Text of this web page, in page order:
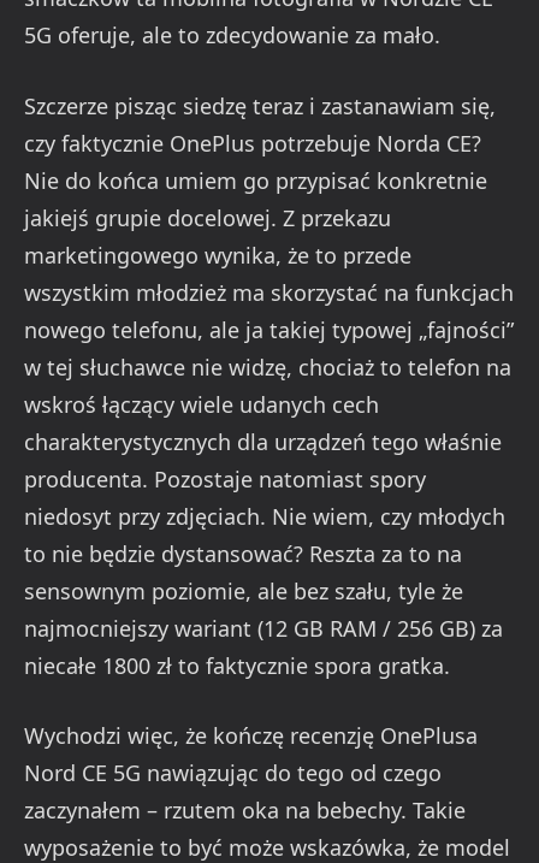
5G oferuje, ale to zdecydowanie za mało.
Szczerze pisząc siedzę teraz i zastanawiam się,
czy faktycznie OnePlus potrzebuje Norda CE?
Nie do końca umiem go przypisać konkretnie
jakiejś grupie docelowej. Z przekazu
marketingowego wynika, że to przede
wszystkim młodzież ma skorzystać na funkcjach
nowego telefonu, ale ja takiej typowej „fajności”
w tej słuchawce nie widzę, chociaż to telefon na
wskroś łączący wiele udanych cech
charakterystycznych dla urządzeń tego właśnie
producenta. Pozostaje natomiast spory
niedosyt przy zdjęciach. Nie wiem, czy młodych
to nie będzie dystansować? Reszta za to na
sensownym poziomie, ale bez szału, tyle że
najmocniejszy wariant (12 GB RAM / 256 GB) za
niecałe 1800 zł to faktycznie spora gratka.
Wychodzi więc, że kończę recenzję OnePlusa
Nord CE 5G nawiązując do tego od czego
zaczynałem – rzutem oka na bebechy. Takie
wyposażenie to być może wskazówka, że model